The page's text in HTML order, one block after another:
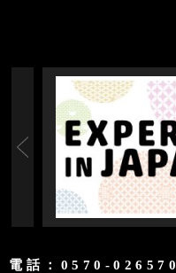
電話：0570-026570